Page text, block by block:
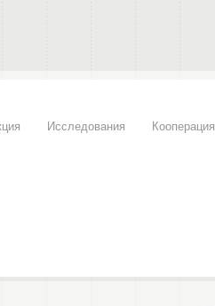
Исследования Кооперация